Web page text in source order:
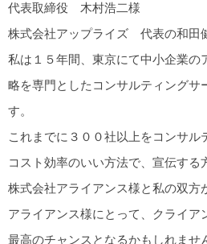
代表取締役 木村浩二様
株式会社アップライズ 代表の和田
私は１５年間、東京にて中小企業の
略を専門としたコンサルティングサ
す。
これまでに３００社以上をコンサル
コスト効率のいい方法で、宣伝する
株式会社アライアンス様と私の双方
アライアンス様にとって、クライア
最高のチャンスとなるかもしれませ